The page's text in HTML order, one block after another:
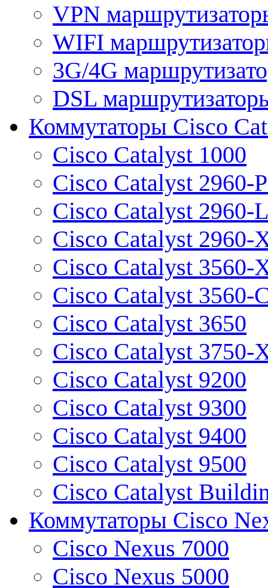
VPN
WIFI
3G/4G
DSL
Коммутаторы Cisco
Cisco Catalyst 1000
Cisco Catalyst 2960-
Cisco Catalyst 2960-L
Cisco Catalyst 2960-
Cisco Catalyst 3560-
Cisco Catalyst 3560-
Cisco Catalyst 3650
Cisco Catalyst 3750-
Cisco Catalyst 9200
Cisco Catalyst 9300
Cisco Catalyst 9400
Cisco Catalyst 9500
Cisco Catalyst
Коммутаторы Cisco
Cisco Nexus 7000
Cisco Nexus 5000